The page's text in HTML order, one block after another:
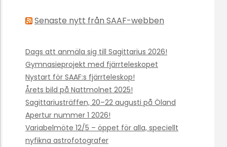
Senaste nytt från SAAF-webben
Dags att anmäla sig till Sagittarius 2026!
Gymnasieprojekt med fjärrteleskopet
Nystart för SAAF:s fjärrteleskop!
Årets bild på Nattmolnet 2025!
Sagittariusträffen, 20–22 augusti på Öland
Apertur nummer 1 2026!
Variabelmöte 12/5 – öppet för alla, speciellt
nyfikna astrofotografer